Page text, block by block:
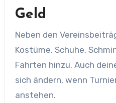
Geld
Neben den
Kostüme, Schuhe,
Fahrten hinzu. Auch
sich ändern, wenn
anstehen.